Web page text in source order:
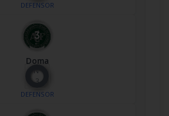
DEFENSOR
Doma
Nº
3
DEFENSOR